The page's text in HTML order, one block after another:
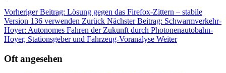
Vorheriger Beitrag: Lösung gegen das Firefox‑Zittern – stabile
Version 136 verwenden Zurück Nächster Beitrag: Schwarmverkehr-
Hoyer: Autonomes Fahren der Zukunft durch Photonenautobahn-
Hoyer, Stationsgeber und Fahrzeug-Voranalyse Weiter
Oft angesehen